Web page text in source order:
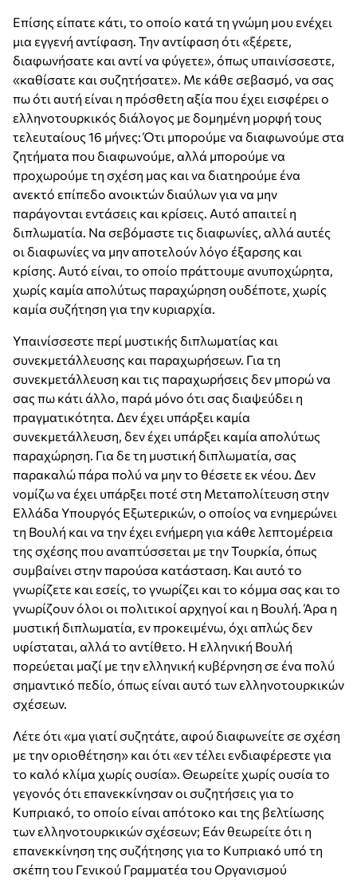
Επίσης είπατε κάτι, το οποίο κατά τη γνώμη μου ενέχει
μια εγγενή αντίφαση. Την αντίφαση ότι «ξέρετε,
διαφωνήσατε και αντί να φύγετε», όπως υπαινίσσεστε,
«καθίσατε και συζητήσατε». Με κάθε σεβασμό, να σας
πω ότι αυτή είναι η πρόσθετη αξία που έχει εισφέρει ο
ελληνοτουρκικός διάλογος με δομημένη μορφή τους
τελευταίους 16 μήνες: Ότι μπορούμε να διαφωνούμε στα
ζητήματα που διαφωνούμε, αλλά μπορούμε να
προχωρούμε τη σχέση μας και να διατηρούμε ένα
ανεκτό επίπεδο ανοικτών διαύλων για να μην
παράγονται εντάσεις και κρίσεις. Αυτό απαιτεί η
διπλωματία. Να σεβόμαστε τις διαφωνίες, αλλά αυτές
οι διαφωνίες να μην αποτελούν λόγο έξαρσης και
κρίσης. Αυτό είναι, το οποίο πράττουμε ανυποχώρητα,
χωρίς καμία απολύτως παραχώρηση ουδέποτε, χωρίς
καμία συζήτηση για την κυριαρχία.
Υπαινίσσεστε περί μυστικής διπλωματίας και
συνεκμετάλλευσης και παραχωρήσεων. Για τη
συνεκμετάλλευση και τις παραχωρήσεις δεν μπορώ να
σας πω κάτι άλλο, παρά μόνο ότι σας διαψεύδει η
πραγματικότητα. Δεν έχει υπάρξει καμία
συνεκμετάλλευση, δεν έχει υπάρξει καμία απολύτως
παραχώρηση. Για δε τη μυστική διπλωματία, σας
παρακαλώ πάρα πολύ να μην το θέσετε εκ νέου. Δεν
νομίζω να έχει υπάρξει ποτέ στη Μεταπολίτευση στην
Ελλάδα Υπουργός Εξωτερικών, ο οποίος να ενημερώνει
τη Βουλή και να την έχει ενήμερη για κάθε λεπτομέρεια
της σχέσης που αναπτύσσεται με την Τουρκία, όπως
συμβαίνει στην παρούσα κατάσταση. Και αυτό το
γνωρίζετε και εσείς, το γνωρίζει και το κόμμα σας και το
γνωρίζουν όλοι οι πολιτικοί αρχηγοί και η Βουλή. Άρα η
μυστική διπλωματία, εν προκειμένω, όχι απλώς δεν
υφίσταται, αλλά το αντίθετο. Η ελληνική Βουλή
πορεύεται μαζί με την ελληνική κυβέρνηση σε ένα πολύ
σημαντικό πεδίο, όπως είναι αυτό των ελληνοτουρκικών
σχέσεων.
Λέτε ότι «μα γιατί συζητάτε, αφού διαφωνείτε σε σχέση
με την οριοθέτηση» και ότι «εν τέλει ενδιαφέρεστε για
το καλό κλίμα χωρίς ουσία». Θεωρείτε χωρίς ουσία το
γεγονός ότι επανεκκίνησαν οι συζητήσεις για το
Κυπριακό, το οποίο είναι απότοκο και της βελτίωσης
των ελληνοτουρκικών σχέσεων; Εάν θεωρείτε ότι η
επανεκκίνηση της συζήτησης για το Κυπριακό υπό τη
σκέπη του Γενικού Γραμματέα του Οργανισμού